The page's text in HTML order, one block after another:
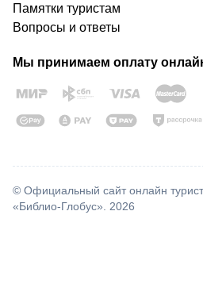
Памятки туристам
Вопросы и ответы
Мы принимаем оплату
© Официальный сайт онлайн
«Библио-Глобус». 2026